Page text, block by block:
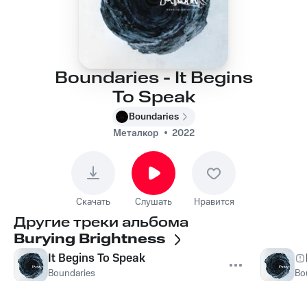
Boundaries - It Begins
To Speak
Boundaries
Металкор
2022
Скачать Слушать Нравится
Другие треки альбома
Burying Brightness
It Begins To Speak
Boundaries